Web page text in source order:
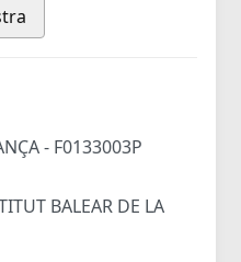
- F0133003P
BALEAR DE LA